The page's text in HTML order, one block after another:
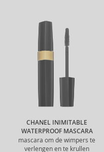
CHANEL INIMITABLE
WATERPROOF MASCARA
mascara om de wimpers te
verlengen en te krullen